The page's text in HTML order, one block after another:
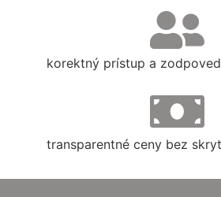
korektný prístup a
transparentné ceny bez